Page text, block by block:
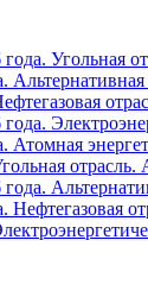
Угольная
Атомная
отрасль.
Нефтегазовая